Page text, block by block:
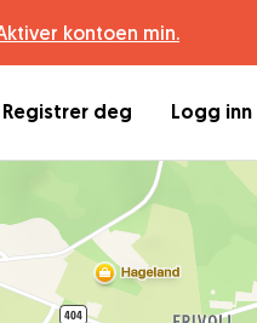
kontoen min.
Registrer deg Logg inn